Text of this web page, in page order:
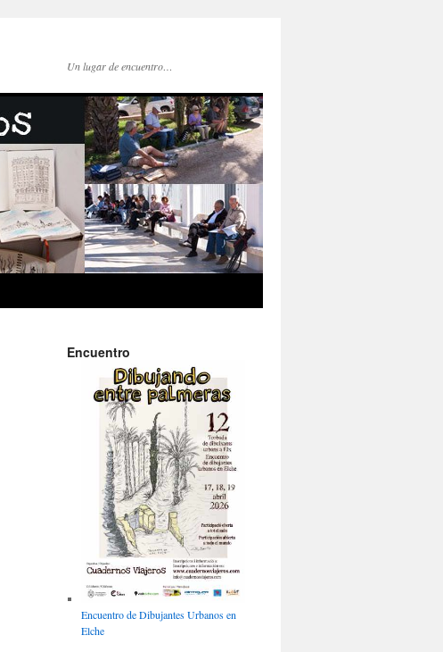
Un lugar de encuentro…
Encuentro
Encuentro de Dibujantes Urbanos en
Elche